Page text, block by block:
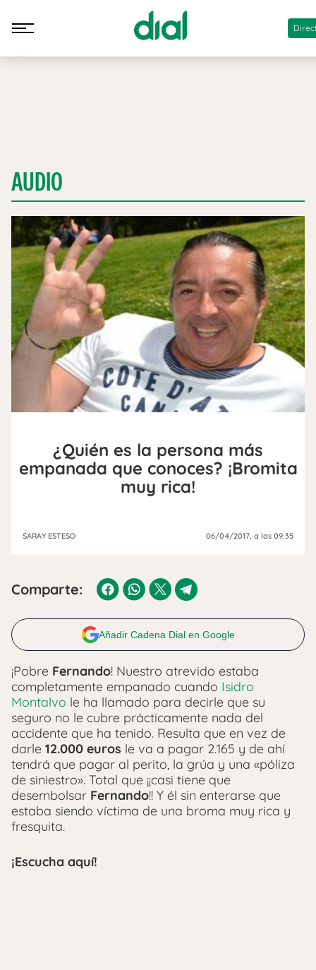
AUDIO
¿Quién es la persona más
empanada que conoces? ¡Bromita
muy rica!
SARAY ESTESO 06/04/2017 , a las 09:35
Comparte:
Añadir Cadena Dial en Google
¡Pobre Fernando! Nuestro atrevido estaba
completamente empanado cuando Isidro
Montalvo le ha llamado para decirle que su
seguro no le cubre prácticamente nada del
accidente que ha tenido. Resulta que en vez de
darle 12.000 euros le va a pagar 2.165 y de ahí
tendrá que pagar al perito, la grúa y una «póliza
de siniestro». Total que ¡¡casi tiene que
desembolsar Fernando!! Y él sin enterarse que
estaba siendo víctima de una broma muy rica y
fresquita.
¡Escucha aquí!